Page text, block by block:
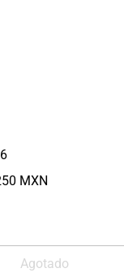
MXN
Agotado